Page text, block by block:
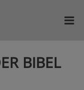
BIBEL